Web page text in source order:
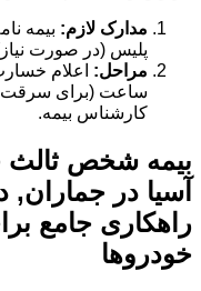
مدارک لازم: بیمه
پلیس (در صورت
مراحل:
ساعت (برای سرقت
کارشناس بیمه.
بیمه شخص ثالث
آسیا در
راهکاری جامع
خودروها